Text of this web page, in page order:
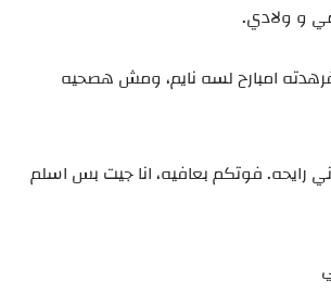
و ولادي.
امبارح لسه نايم، ومش هصحيه
رايحه. فوتكم بعافيه، انا جيت بس اسلم